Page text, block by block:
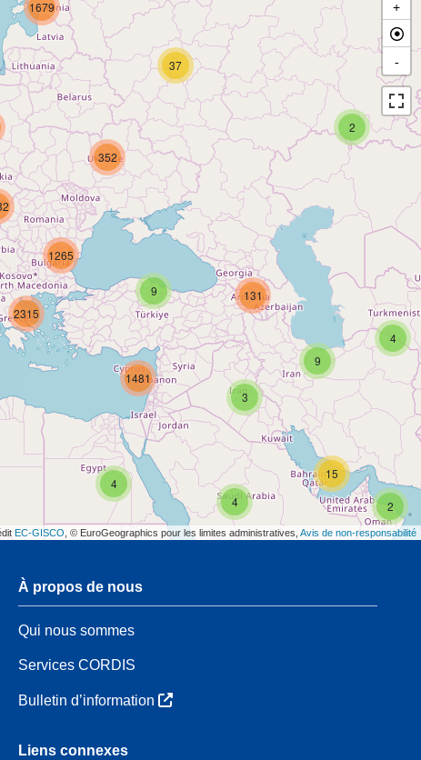
2
2
9
4
15
4
4
3
9 131
1265
1481
2315
37
352
1679
+
-
EC-GISCO , © EuroGeographics pour les limites administratives, Avis de non-responsabilité
À propos de nous
Qui nous sommes
Services CORDIS
Bulletin d’information
Liens connexes